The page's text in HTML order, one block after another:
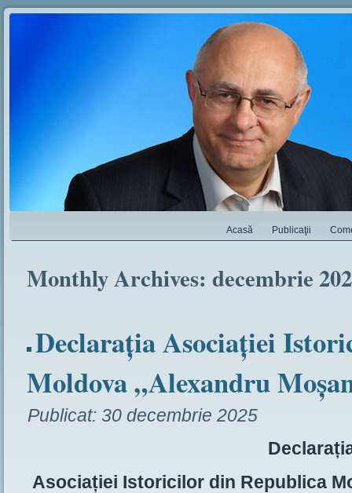
Acasă Publicaţii
Monthly Archives: decembrie
Declarația Asociației
Moldova „Alexandru
Publicat: 30 decembrie 2025
Asociației Istoricilor din Republica